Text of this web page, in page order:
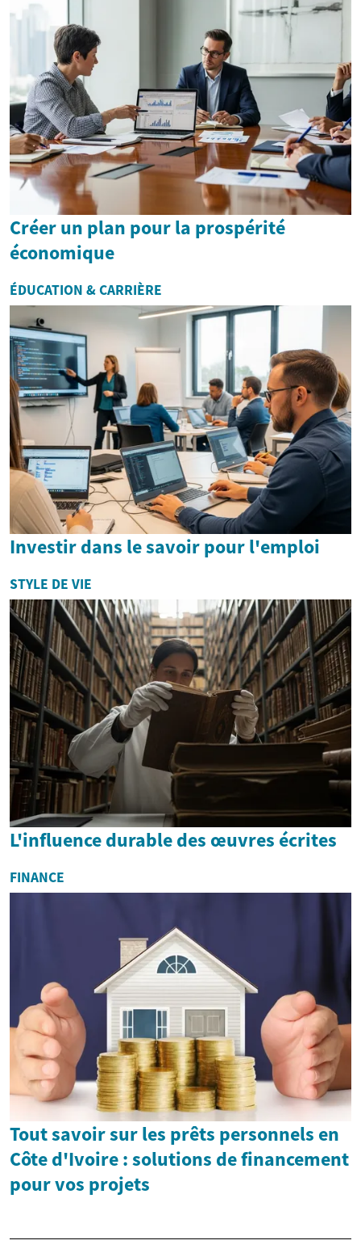
Créer un plan pour la prospérité
économique
ÉDUCATION & CARRIÈRE
Investir dans le savoir pour l'emploi
STYLE DE VIE
L'influence durable des œuvres écrites
FINANCE
Tout savoir sur les prêts personnels en
Côte d'Ivoire : solutions de financement
pour vos projets